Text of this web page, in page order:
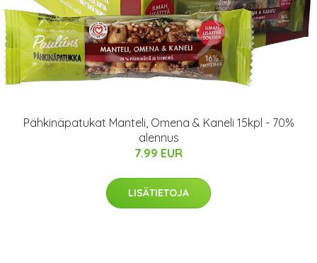
Pähkinäpatukat Manteli, Omena & Kaneli 15kpl - 70%
alennus
7.99 EUR
LISÄTIETOJA